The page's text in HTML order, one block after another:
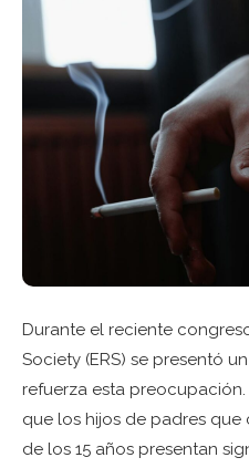
Durante el reciente
Society (ERS) se presentó
refuerza esta
que los hijos de padres
de los 15 años presentan